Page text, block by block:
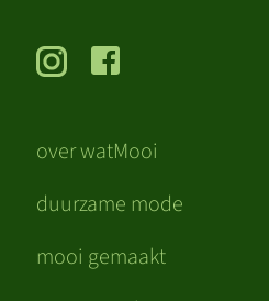
over watMooi
duurzame mode
mooi gemaakt